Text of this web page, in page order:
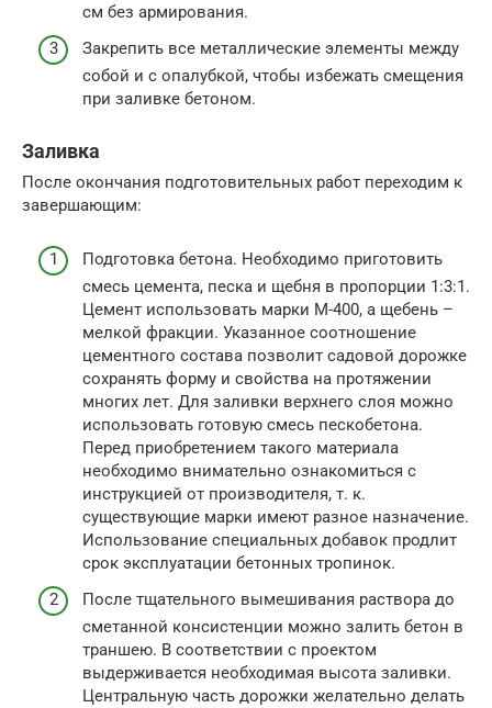
см без армирования.
Закрепить все металлические элементы между
собой и с опалубкой, чтобы избежать смещения
при заливке бетоном.
Заливка
После окончания подготовительных работ переходим к
завершающим:
Подготовка бетона. Необходимо приготовить
смесь цемента, песка и щебня в пропорции 1:3:1.
Цемент использовать марки М-400, а щебень –
мелкой фракции. Указанное соотношение
цементного состава позволит садовой дорожке
сохранять форму и свойства на протяжении
многих лет. Для заливки верхнего слоя можно
использовать готовую смесь пескобетона.
Перед приобретением такого материала
необходимо внимательно ознакомиться с
инструкцией от производителя, т. к.
существующие марки имеют разное назначение.
Использование специальных добавок продлит
срок эксплуатации бетонных тропинок.
После тщательного вымешивания раствора до
сметанной консистенции можно залить бетон в
траншею. В соответствии с проектом
выдерживается необходимая высота заливки.
Центральную часть дорожки желательно делать